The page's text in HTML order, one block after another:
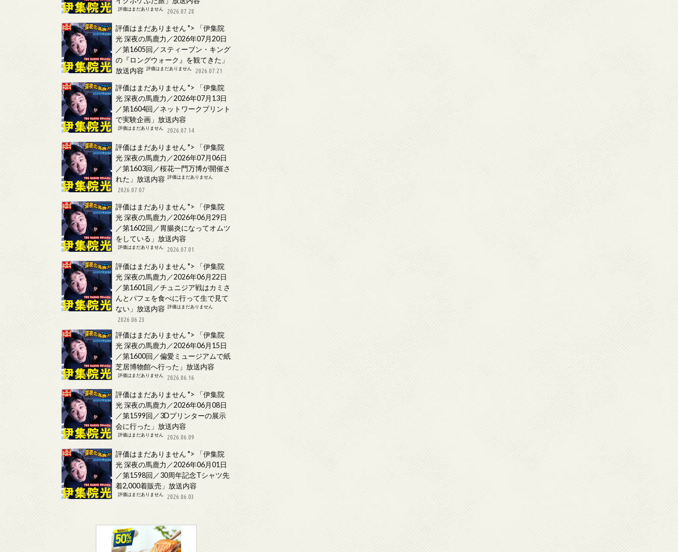
評価はまだありません 2026.07.28
評価はまだありません ">
「伊集院
光 深夜の馬鹿力／2026年07月20日
／第1605回／スティーブン・キング
の『ロングウォーク』を観てきた」
放送内容 評価はまだありません 2026.07.21
評価はまだありません ">
「伊集院
光 深夜の馬鹿力／2026年07月13日
／第1604回／ネットワークプリント
で実験企画」放送内容
評価はまだありません 2026.07.14
評価はまだありません ">
「伊集院
光 深夜の馬鹿力／2026年07月06日
／第1603回／桜花一門万博が開催さ
れた」放送内容 評価はまだありません
2026.07.07
評価はまだありません ">
「伊集院
光 深夜の馬鹿力／2026年06月29日
／第1602回／胃腸炎になってオムツ
をしている」放送内容
評価はまだありません 2026.07.01
評価はまだありません ">
「伊集院
光 深夜の馬鹿力／2026年06月22日
／第1601回／チュニジア戦はカミさ
んとパフェを食べに行って生で見て
ない」放送内容 評価はまだありません
2026.06.23
評価はまだありません ">
「伊集院
光 深夜の馬鹿力／2026年06月15日
／第1600回／偏愛ミュージアムで紙
芝居博物館へ行った」放送内容
評価はまだありません 2026.06.16
評価はまだありません ">
「伊集院
光 深夜の馬鹿力／2026年06月08日
／第1599回／3Dプリンターの展示
会に行った」放送内容
評価はまだありません 2026.06.09
評価はまだありません ">
「伊集院
光 深夜の馬鹿力／2026年06月01日
／第1598回／30周年記念Tシャツ先
着2,000着販売」放送内容
評価はまだありません 2026.06.03